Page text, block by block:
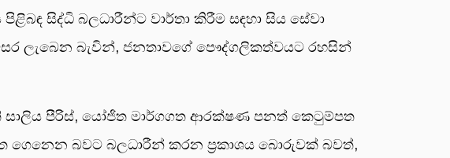
සිද්ධි බලධාරීන්ට වාර්තා කිරීම සඳහා සිය සේවා
ලැබෙන බැවින්, ජනතාවගේ පෞද්ගලිකත්වයට රහසින්
සාලිය පීරිස්, යෝජිත මාර්ගගත ආරක්ෂණ පනත් කෙටුම්පත
ගෙනෙන බවට බලධාරීන් කරන ප්‍රකාශය බොරුවක් බවත්,